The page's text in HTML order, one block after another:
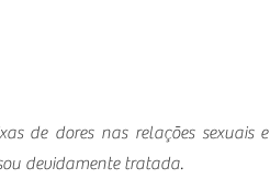
de dores nas relações sexuais
devidamente tratada.